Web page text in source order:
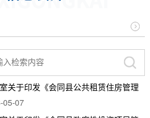
关于印发《会同县公共租赁住房管理
05-07